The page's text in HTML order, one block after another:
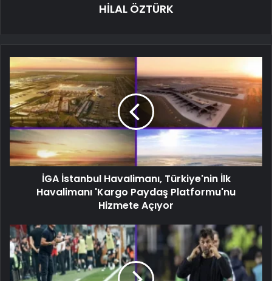
HİLAL ÖZTÜRK
İGA İstanbul Havalimanı, Türkiye'nin İlk
Havalimanı 'Kargo Paydaş Platformu'nu
Hizmete Açıyor